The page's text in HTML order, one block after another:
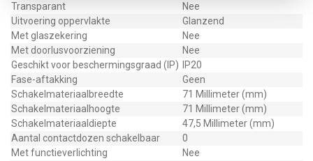
Transparant
Nee
Uitvoering oppervlakte
Glanzend
Met glaszekering
Nee
Met doorlusvoorziening
Nee
Geschikt voor beschermingsgraad (IP)
IP20
Fase-aftakking
Geen
Schakelmateriaalbreedte
71 Millimeter (mm)
Schakelmateriaalhoogte
71 Millimeter (mm)
Schakelmateriaaldiepte
47,5 Millimeter (mm)
Aantal contactdozen schakelbaar
0
Met functieverlichting
Nee